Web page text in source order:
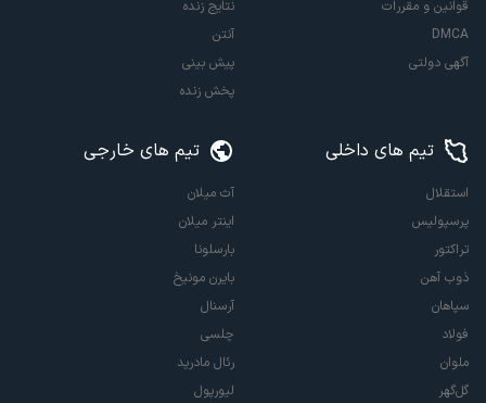
قوانین و مقررات
DMCA
آگهی دولتی
نتایج زنده
آنتن
پیش بینی
پخش زنده
تیم های داخلی
استقلال
پرسپولیس
تراکتور
ذوب آهن
سپاهان
فولاد
ملوان
گل‌گهر
تیم های خارجی
آث میلان
اینتر میلان
بارسلونا
بایرن مونیخ
آرسنال
چلسی
رئال مادرید
لیورپول